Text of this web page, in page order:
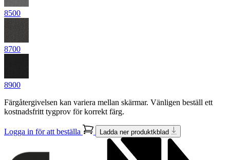
8500
8700
8900
Färgåtergivelsen kan variera mellan skärmar. Vänligen beställ ett
kostnadsfritt tygprov för korrekt färg.
Logga in för att beställa Ladda ner produktkblad